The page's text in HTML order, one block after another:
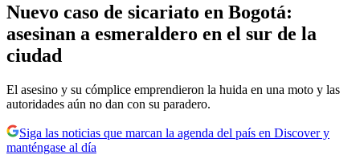
Nuevo caso de sicariato en Bogotá:
asesinan a esmeraldero en el sur de la
ciudad
El asesino y su cómplice emprendieron la huida en una moto y las
autoridades aún no dan con su paradero.
Siga las noticias que marcan la agenda del país en Discover y
manténgase al día